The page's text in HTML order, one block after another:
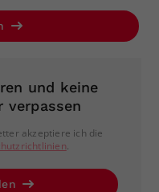
und keine
verpassen
akzeptiere ich die
.